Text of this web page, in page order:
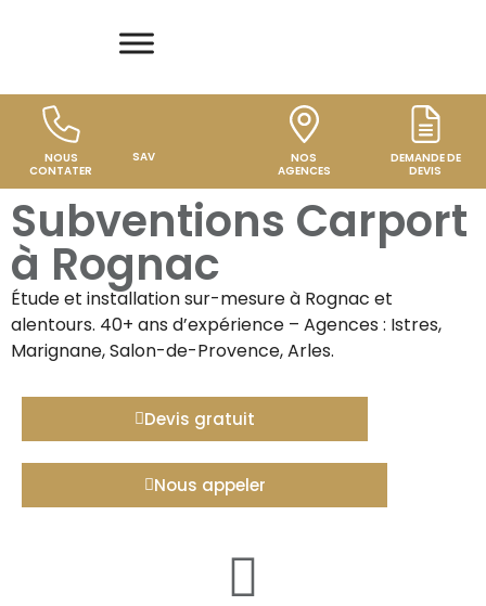
NOUS
CONTATER
SAV
NOS
AGENCES
DEMANDE DE
DEVIS
Subventions Carport
à Rognac
Étude et installation sur-mesure à Rognac et
alentours. 40+ ans d’expérience – Agences : Istres,
Marignane, Salon-de-Provence, Arles.
Devis gratuit
Nous appeler